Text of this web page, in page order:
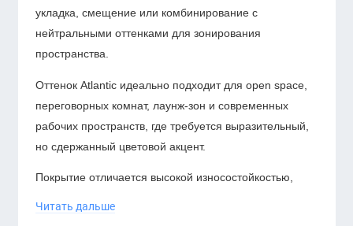
укладка, смещение или комбинирование с
нейтральными оттенками для зонирования
пространства.
Оттенок Atlantic идеально подходит для open space,
переговорных комнат, лаунж-зон и современных
рабочих пространств, где требуется выразительный,
но сдержанный цветовой акцент.
Покрытие отличается высокой износостойкостью,
Читать дальше